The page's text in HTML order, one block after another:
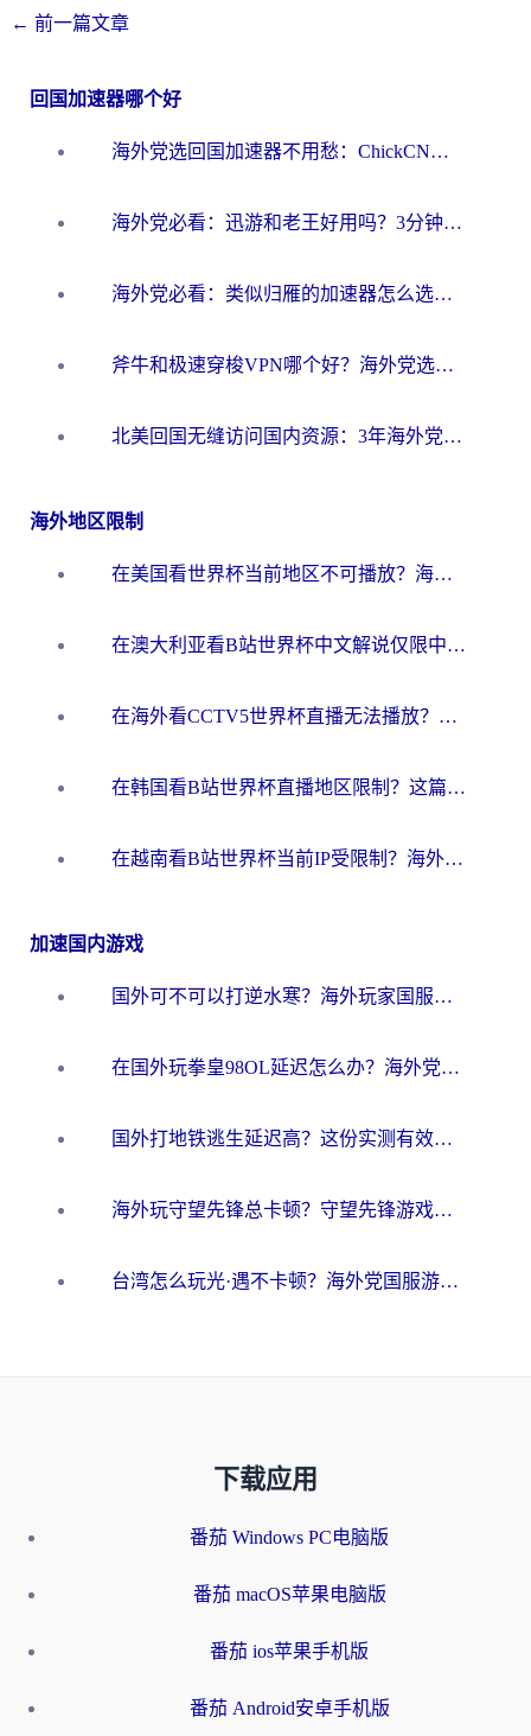
← 前一篇文章
回国加速器哪个好
海外党选回国加速器不用愁：ChickCN和洞见哪个好？一篇搞定所有疑问
海外党必看：迅游和老王好用吗？3分钟选对加速国内网络的加速器
海外党必看：类似归雁的加速器怎么选？一篇搞定无缝访问国内资源
斧牛和极速穿梭VPN哪个好？海外党选回国加速器必看的真实对比与避坑指南
北美回国无缝访问国内资源：3年海外党亲测的加速器选择指南
海外地区限制
在美国看世界杯当前地区不可播放？海外党体育观赛终极指南来了！
在澳大利亚看B站世界杯中文解说仅限中国大陆？这篇指南帮你打破限制看遍赛事
在海外看CCTV5世界杯直播无法播放？这篇指南让你和国内球迷同步呐喊
在韩国看B站世界杯直播地区限制？这篇指南让你告别“当前地区不可播放”
在越南看B站世界杯当前IP受限制？海外党体育观赛终极指南来了
加速国内游戏
国外可不可以打逆水寒？海外玩家国服畅玩终极指南（附漫威荒野乱斗加速方案）
在国外玩拳皇98OL延迟怎么办？海外党亲测有效的低延迟指南
国外打地铁逃生延迟高？这份实测有效的低延迟指南帮你吃鸡
海外玩守望先锋总卡顿？守望先锋游戏加速器在哪里买&避坑指南（附欧洲非洲游戏实测）
台湾怎么玩光·遇不卡顿？海外党国服游戏加速终极攻略（附实测体验）
下载应用
番茄 Windows PC电脑版
番茄 macOS苹果电脑版
番茄 ios苹果手机版
番茄 Android安卓手机版